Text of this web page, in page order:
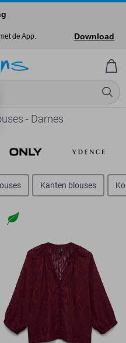
- Dames
Kanten blouses
de App.
Download